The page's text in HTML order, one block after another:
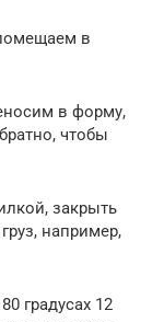
в
в форму,
чтобы
закрыть
например,
градусах 12